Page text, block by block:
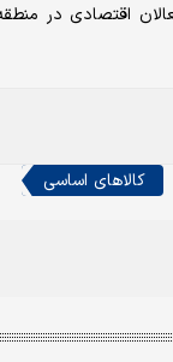
اقتصادی در
کالاهای اساسی